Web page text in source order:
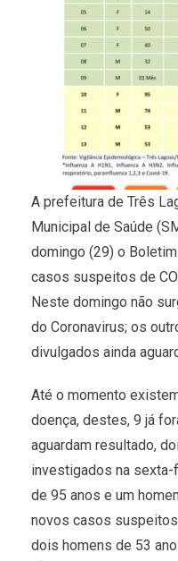
A prefeitura de Três
Municipal de Saúde
domingo (29) o
casos suspeitos de
Neste domingo não
do Coronavirus; os
divulgados ainda
Até o momento
doença, destes, 9 já
aguardam resultado,
investigados na sexta-
de 95 anos e um
novos casos
dois homens de 53